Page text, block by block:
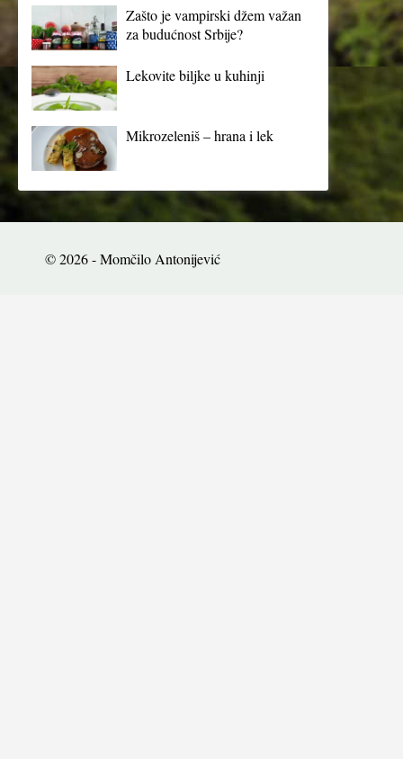
Zašto je vampirski džem važan
za budućnost Srbije?
Lekovite biljke u kuhinji
Mikrozeleniš – hrana i lek
© 2026 - Momčilo Antonijević